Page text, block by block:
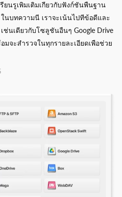
ยนรูเพิมเติมเกียวกับฟังก์ชันพืนฐาน
นบทความนี เราจะเน้นไปทีข้อดีและ
ช่นเดียวกับโซลูชันอืนๆ Google Drive
มจะสำรวจในทุกรายละเอียดเพือช่วย